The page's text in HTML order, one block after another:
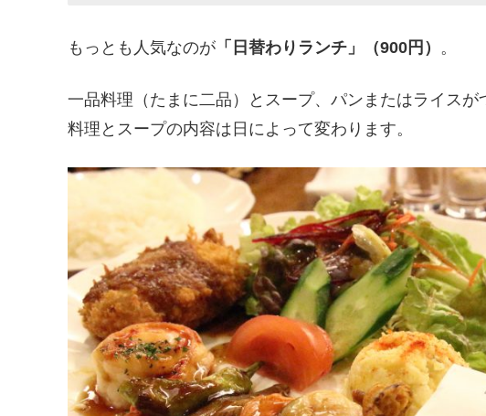
もっとも人気なのが 「日替わりランチ」（900円） 。
一品料理（たまに二品）とスープ、パンまたはライスが
料理とスープの内容は日によって変わります。